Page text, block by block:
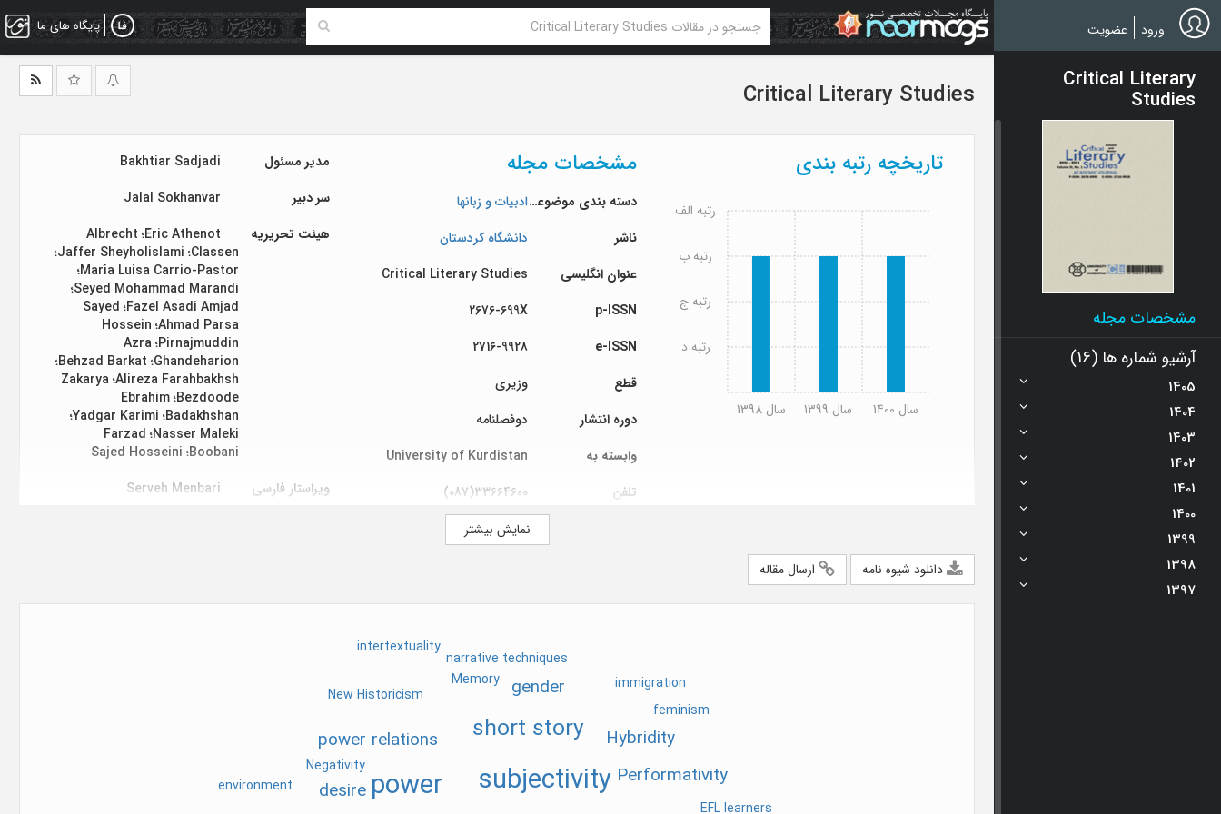
Skip
to
main
پایگاه های ما ورود عضویت
Critical Literary
Studies
مشخصات مجله
آرشیو شماره ها (16)
1405
1404
1403
1402
1401
1400
1399
1398
1397
Critical Literary Studies
تاریخچه رتبه بندی
سال 1398 سال 1399 سال 1400
رتبه د
رتبه ج
رتبه ب
رتبه الف
مشخصات مجله
دسته بندی موضوعیادبیات و زبانها
ناشر
دانشگاه کردستان
عنوان انگلیسی
Critical Literary Studies
p-ISSN
2676-699X
e-ISSN
2716-9928
قطع
وزیری
دوره انتشار
دوفصلنامه
وابسته به
University of Kurdistan
تلفن
33664600(087)
33660077(087)
صاحب امتیاز
University of Kurdistan
مدیر مسئول
Bakhtiar Sadjadi
سر دبیر
Jalal Sokhanvar
هیئت تحریریه
Éric Athenot؛ Albrecht
Classen؛ Jaffer Sheyholislami؛
María Luisa Carrio-Pastor؛
Seyed Mohammad Marandi؛
Fazel Asadi Amjad؛ Sayed
Ahmad Parsa؛ Hossein
Pirnajmuddin؛ Azra
Ghandeharion؛ Behzad Barkat؛
Alireza Farahbakhsh؛ Zakarya
Bezdoode؛ Ebrahim
Badakhshan؛ Yadgar Karimi؛
Nasser Maleki؛ Farzad
Boobani؛ Sajed Hosseini
ویراستار فارسی
Serveh Menbari
تاریخ ثبت در پایگاه
نمایش بیشتر
دانلود شیوه نامه
ارسال مقاله
subjectivity
power
short story
power relations
Performativity
desire
Hybridity
gender
Negativity
New Historicism
Memory
narrative techniques
EFL learners
environment
feminism
immigration
intertextuality